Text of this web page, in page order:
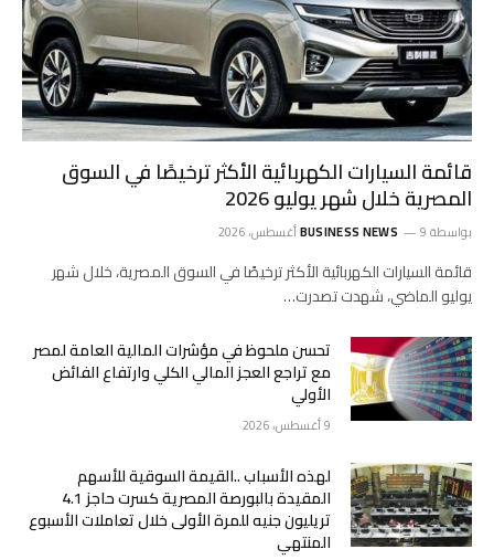
قائمة السيارات الكهربائية الأكثر ترخيصًا في السوق
المصرية خلال شهر يوليو 2026
بواسطة BUSINESS NEWS 9 أغسطس، 2026
قائمة السيارات الكهربائية الأكثر ترخيصًا في السوق المصرية، خلال شهر
يوليو الماضي، شهدت تصدرت…
تحسن ملحوظ في مؤشرات المالية العامة لمصر
مع تراجع العجز المالي الكلي وارتفاع الفائض
الأولي
9 أغسطس، 2026
لهذه الأسباب ..القيمة السوقية للأسهم
المقيدة بالبورصة المصرية كسرت حاجز 4.1
تريليون جنيه للمرة الأولى خلال تعاملات الأسبوع
المنتهي